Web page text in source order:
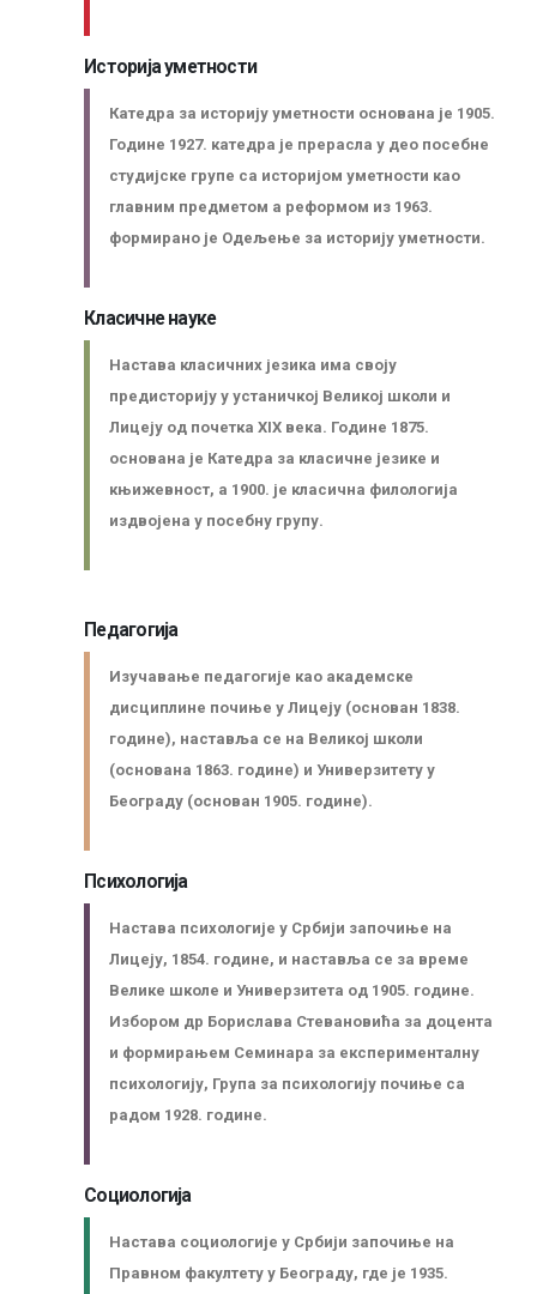
Историја уметности
Катедра за историју уметности основана је 1905.
Године 1927. катедра је прерасла у део посебне
студијске групе са историјом уметности као
главним предметом а реформом из 1963.
формирано је Одељење за историју уметности.
Класичне науке
Настава класичних језика има своју
предисторију у устаничкој Великој школи и
Лицеју од почетка XIX века. Године 1875.
основана је Катедра за класичне језике и
књижевност, а 1900. је класична филологија
издвојена у посебну групу.
Педагогија
Изучавање педагогије као академске
дисциплине почиње у Лицеју (основан 1838.
године), наставља се на Великој школи
(основана 1863. године) и Универзитету у
Београду (основан 1905. године).
Психологија
Настава психологије у Србији започиње на
Лицеју, 1854. године, и наставља се за време
Велике школе и Универзитета од 1905. године.
Избором др Борислава Стевановића за доцента
и формирањем Семинара за експерименталну
психологију, Група за психологију почиње са
радом 1928. године.
Социологија
Настава социологије у Србији започиње на
Правном факултету у Београду, где је 1935.